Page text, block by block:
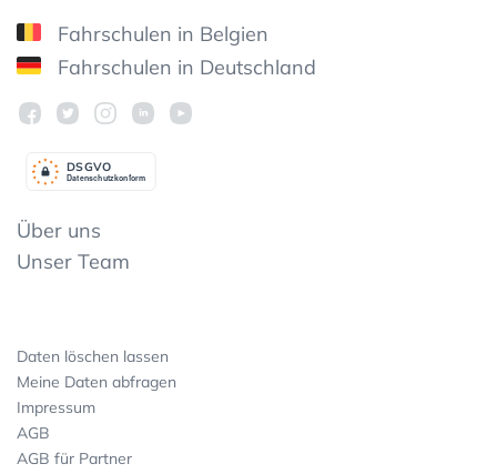
Fahrschulen in Belgien
Fahrschulen in Deutschland
Datenschutzkonform
DSGVO
Über uns
Unser Team
Daten löschen lassen
Meine Daten abfragen
Impressum
AGB
AGB für Partner